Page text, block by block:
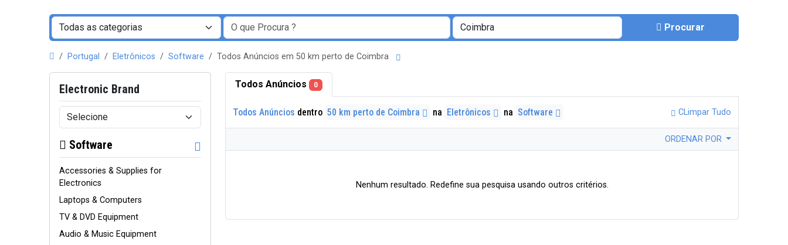
Procurar
Portugal Eletrônicos Software Todos Anúncios em 50 km perto de Coimbra
Electronic Brand
Software
Accessories & Supplies for
Electronics
Laptops & Computers
TV & DVD Equipment
Audio & Music Equipment
Todos Anúncios 0
Todos Anúncios dentro 50 km perto de Coimbra na Eletrônicos na Software CLimpar Tudo
ORDENAR POR
Nenhum resultado. Redefine sua pesquisa usando outros critérios.